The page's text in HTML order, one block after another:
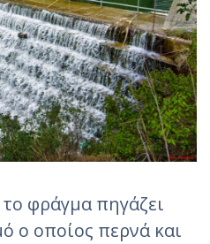
φράγμα πηγάζει
ο οποίος περνά και